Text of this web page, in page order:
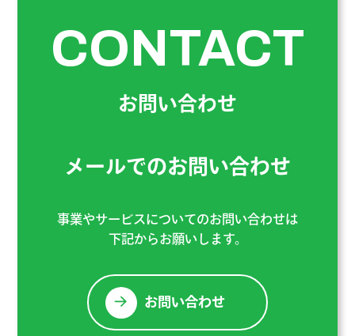
CONTACT
お問い合わせ
メールでのお問い合わせ
事業やサービスについてのお問い合わせは
下記からお願いします。
お問い合わせ